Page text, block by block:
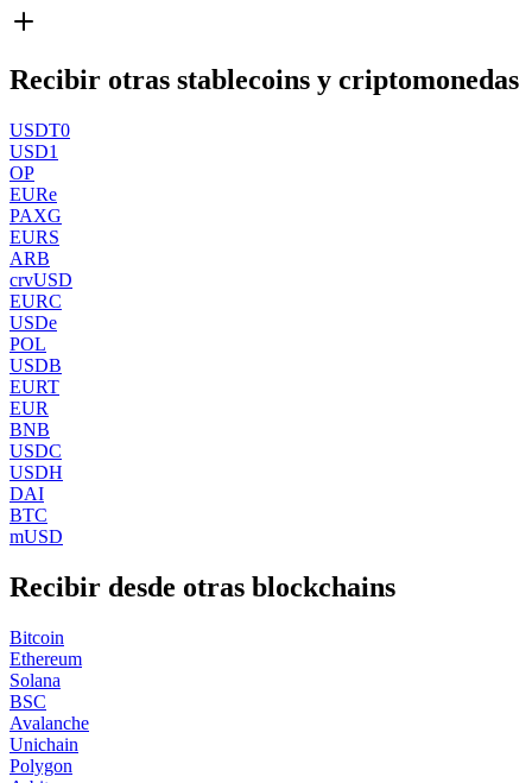
Recibir otras stablecoins y criptomonedas
USDT0
USD1
OP
EURe
PAXG
EURS
ARB
crvUSD
EURC
USDe
POL
USDB
EURT
EUR
BNB
USDC
USDH
DAI
BTC
mUSD
Recibir desde otras blockchains
Bitcoin
Ethereum
Solana
BSC
Avalanche
Unichain
Polygon